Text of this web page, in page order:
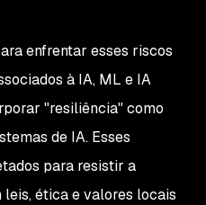
enfrentar esses riscos
à IA, ML e IA
"resiliência" como
de IA. Esses
para resistir a
ética e valores locais